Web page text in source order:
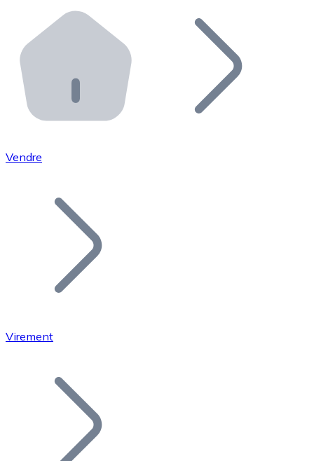
Distributeurs automatiques Bitnovo
Intégrez un ATM Bitnovo dans votre entreprise et
API Bitnovo
Intégrez notre API dans votre écosystème.
Rejoignez notre réseau de distributeurs et
Ajoutez le token de votre projet à notre service
Bitcoin
Vendre
Virement